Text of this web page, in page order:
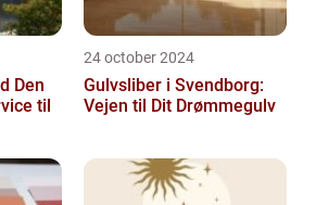
Den
til
24 october 2024
Gulvsliber i Svendborg:
Vejen til Dit Drømmegulv